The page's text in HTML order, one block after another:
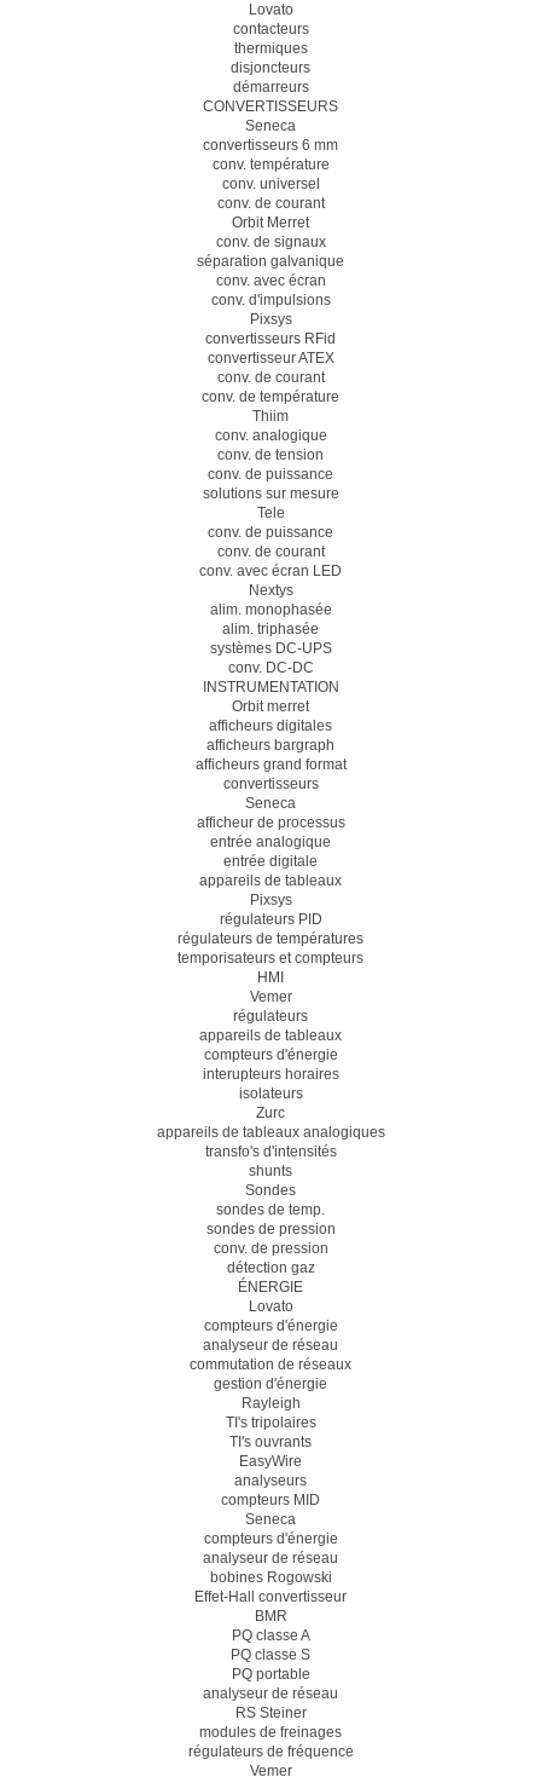
Lovato
contacteurs
thermiques
disjoncteurs
démarreurs
CONVERTISSEURS
Seneca
convertisseurs 6 mm
conv. température
conv. universel
conv. de courant
Orbit Merret
conv. de signaux
séparation galvanique
conv. avec écran
conv. d'impulsions
Pixsys
convertisseurs RFid
convertisseur ATEX
conv. de courant
conv. de température
Thiim
conv. analogique
conv. de tension
conv. de puissance
solutions sur mesure
Tele
conv. de puissance
conv. de courant
conv. avec écran LED
Nextys
alim. monophasée
alim. triphasée
systèmes DC-UPS
conv. DC-DC
INSTRUMENTATION
Orbit merret
afficheurs digitales
afficheurs bargraph
afficheurs grand format
convertisseurs
Seneca
afficheur de processus
entrée analogique
entrée digitale
appareils de tableaux
Pixsys
régulateurs PID
régulateurs de températures
temporisateurs et compteurs
HMI
Vemer
régulateurs
appareils de tableaux
compteurs d'énergie
interupteurs horaires
isolateurs
Zurc
appareils de tableaux analogiques
transfo's d'intensités
shunts
Sondes
sondes de temp.
sondes de pression
conv. de pression
détection gaz
ÉNERGIE
Lovato
compteurs d'énergie
analyseur de réseau
commutation de réseaux
gestion d'énergie
Rayleigh
TI's tripolaires
TI's ouvrants
EasyWire
analyseurs
compteurs MID
Seneca
compteurs d'énergie
analyseur de réseau
bobines Rogowski
Effet-Hall convertisseur
BMR
PQ classe A
PQ classe S
PQ portable
analyseur de réseau
RS Steiner
modules de freinages
régulateurs de fréquence
Vemer